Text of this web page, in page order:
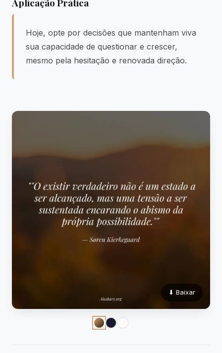
Hoje, opte por decisões que mantenham viva
sua capacidade de questionar e crescer,
mesmo pela hesitação e renovada direção.
⬇ Baixar